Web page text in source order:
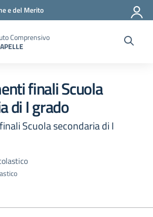
e del Merito
Comprensivo
finali Scuola
di I grado
Scuola secondaria di I